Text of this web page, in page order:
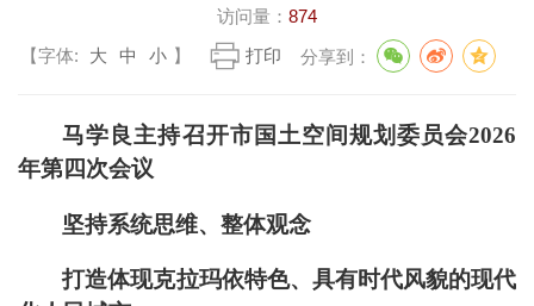
访问量： 874
【字体:
大 中 小 】 打印 分享到：
马学良主持召开市国土空间规划委员会2026
年第四次会议
坚持系统思维、整体观念
打造体现克拉玛依特色、具有时代风貌的现代